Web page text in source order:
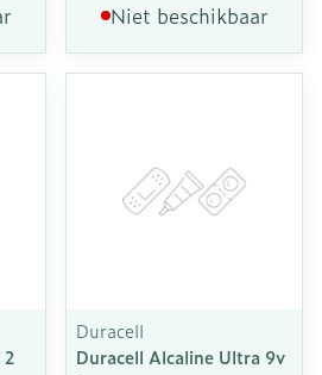
Niet beschikbaar
Duracell
Duracell Alcaline Ultra 9v